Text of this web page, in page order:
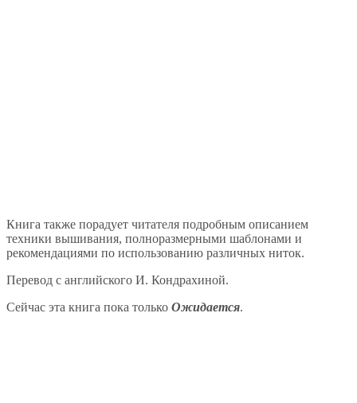
Книга также порадует читателя подробным описанием
техники вышивания, полноразмерными шаблонами и
рекомендациями по использованию различных ниток.
Перевод с английского И. Кондрахиной.
Сейчас эта книга пока только Ожидается.